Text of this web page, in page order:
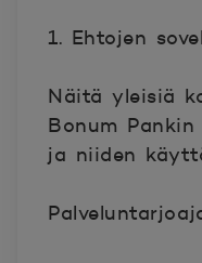
1. Ehtojen
Näitä yleisiä
Bonum
ja niiden